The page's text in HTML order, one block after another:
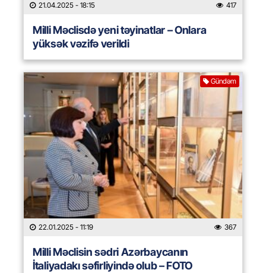
21.04.2025 - 18:15 417
Milli Məclisdə yeni təyinatlar – Onlara
yüksək vəzifə verildi
Gündəm
22.01.2025 - 11:19 367
Milli Məclisin sədri Azərbaycanın
İtaliyadakı səfirliyində olub – FOTO